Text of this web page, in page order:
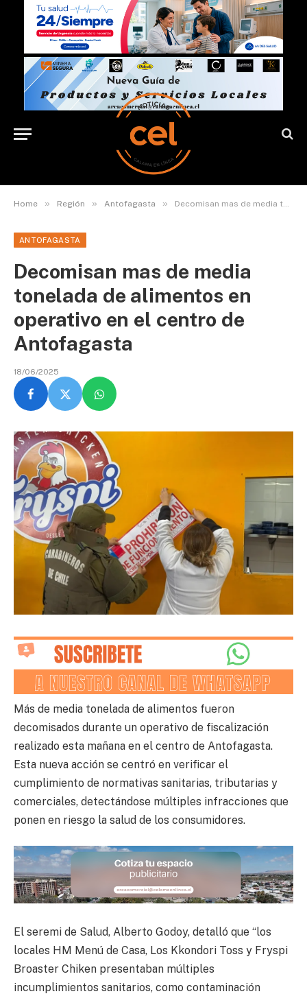
Home » Región » Antofagasta » Decomisan mas de media tonelada de alimentos en operativo en el centro de Antofagasta
ANTOFAGASTA
Decomisan mas de media
tonelada de alimentos en
operativo en el centro de
Antofagasta
18/06/2025
Más de media tonelada de alimentos fueron
decomisados durante un operativo de fiscalización
realizado esta mañana en el centro de Antofagasta.
Esta nueva acción se centró en verificar el
cumplimiento de normativas sanitarias, tributarias y
comerciales, detectándose múltiples infracciones que
ponen en riesgo la salud de los consumidores.
El seremi de Salud, Alberto Godoy, detalló que “los
locales HM Menú de Casa, Los Kkondori Toss y Fryspi
Broaster Chiken presentaban múltiples
incumplimientos sanitarios, como contaminación